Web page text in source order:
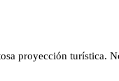
proyección turística.